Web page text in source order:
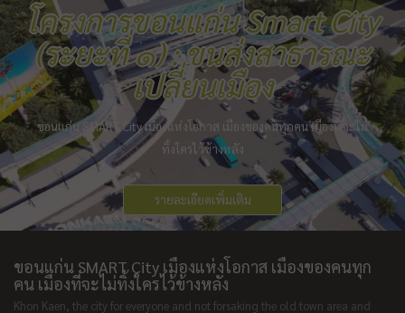
โครงการขอนแก่น Smart City
(ระยะที่ ๑) : ขนส่งสาธารณะ
เปลี่ยนเมือง
ขอนแก่น SMART City เมืองแห่งโอกาส เมืองของคนทุกคน เมืองที่จะไม่
ทิ้งใครไว้ข้างหลัง
รายละเอียดเพิ่มเติม
ขอนแก่น SMART City เมืองแห่งโอกาส เมืองของคนทุก
คน เมืองที่จะไม่ทิ้งใครไว้ข้างหลัง
Khon Kaen, the city for everyone and not forsaking the old town area and